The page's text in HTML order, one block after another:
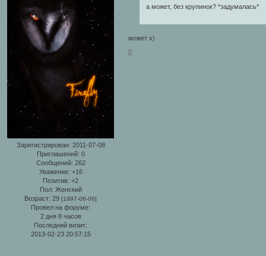
Зарегистрирован: 2011-07-08
Приглашений: 0
Сообщений: 262
Уважение: +16
Позитив: +2
Пол: Женский
Возраст: 29[1997-06-06]
Провел на форуме:
2 дня 8 часов
Последний визит:
2013-02-23 20:57:15
а может, без крупинок? *задумалась*
может х)
0